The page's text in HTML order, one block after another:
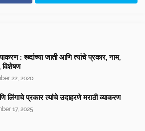
: श्ब्दांच्या जाती आणि त्यांचे प्रकार, नाम,
विशेषण
22, 2020
लिंगाचे प्रकार त्यांचे उदाहरणे मराठी व्याकरण
17, 2025